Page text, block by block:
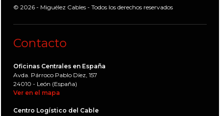
© 2026 - Miguélez Cables - Todos los derechos reservados
Contacto
Oficinas Centrales en España
Avda. Párroco Pablo Díez, 157
24010 - León (España)
Ver en el mapa
Centro Logístico del Cable